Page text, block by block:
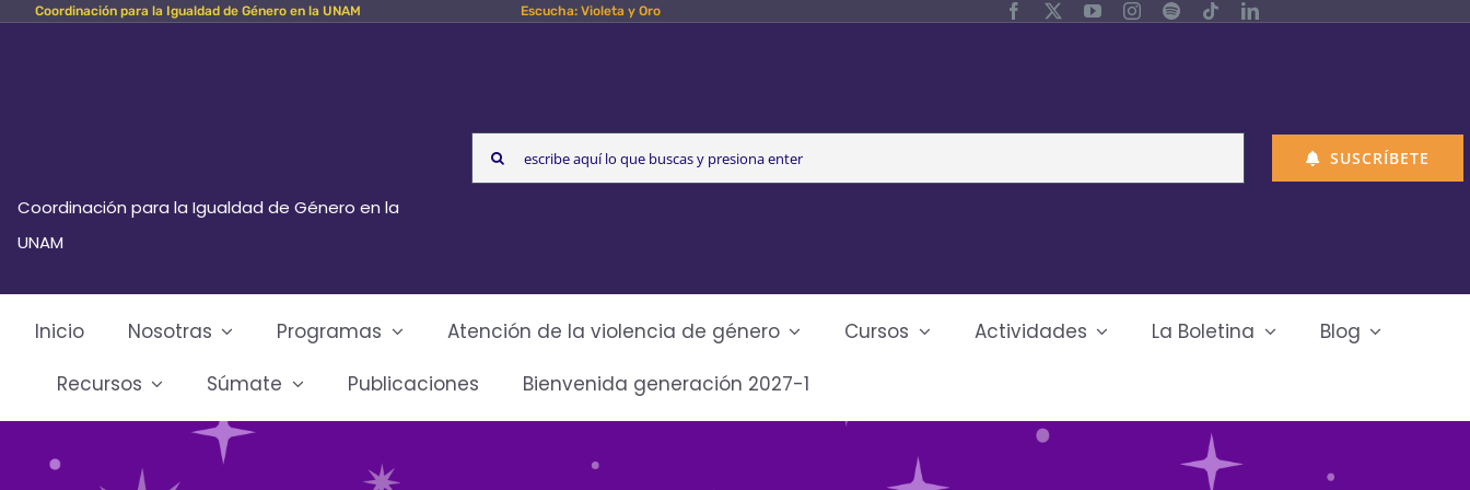
Skip Coordinación para la Igualdad de Género en la UNAM Escucha: Violeta y Oro
Coordinación para la Igualdad de Género en la
UNAM
Search
for:
SUSCRÍBETE
Inicio Nosotras Programas Atención de la violencia de género Cursos Actividades La Boletina
Blog
Recursos
Súmate Publicaciones Bienvenida generación 2027-1